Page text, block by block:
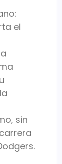
el
sin